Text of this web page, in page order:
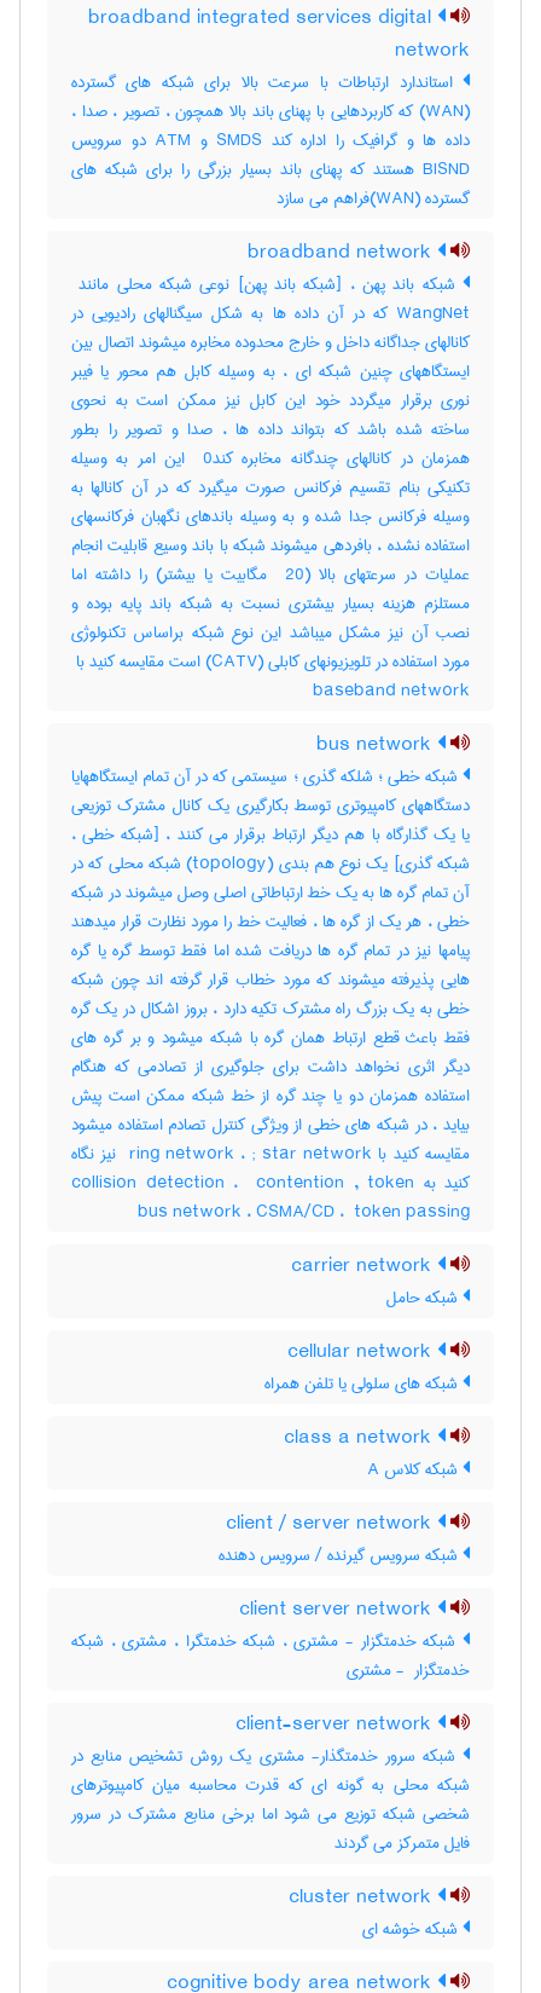
broadband integrated services digital
network
استاندارد ارتباطات با سرعت بالا برای شبکه های گسترده
(WAN) که کاربردهایی با پهنای باند بالا همچون ، تصویر ، صدا ،
داده ها و گرافیک را اداره کند SMDS و ATM دو سرویس
BISND هستند که پهنای باند بسیار بزرگی را برای شبکه های
گسترده (WAN)فراهم می سازد
WangNet که در آن داده ها به شکل سیگنالهای رادیویی در
کانالهای جداگانه داخل و خارج محدوده مخابره میشوند اتصال بین
ایستگاههای چنین شبکه ای ، به وسیله کابل هم محور یا فیبر
نوری برقرار میگردد خود این کابل نیز ممکن است به نحوی
ساخته شده باشد که بتواند داده ها ، صدا و تصویر را بطور
همزمان در کانالهای چندگانه مخابره کند‎ 0 این امر به وسیله
تکنیکی بنام تقسیم فرکانس صورت میگیرد که در آن کانالها به
وسیله فرکانس جدا شده و به وسیله باندهای نگهبان فرکانسهای
استفاده نشده ، بافردهی میشوند شبکه با باند وسیع قابلیت انجام
عملیات در سرعتهای بالا (‎ 20 مگابیت یا بیشتر) را داشته اما
مستلزم هزینه بسیار بیشتری نسبت به شبکه باند پایه بوده و
نصب آن نیز مشکل میباشد این نوع شبکه براساس تکنولوژی
baseband network
شبکه خطی ؛ شلکه گذری ؛ سیستمی که در آن تمام ایستگاههایا
دستگاههای کامپیوتری توسط بکارگیری یک کانال مشترک توزیعی
یا یک گذارگاه با هم دیگر ارتباط برقرار می کنند ، [شبکه خطی ،
شبکه گذری] یک نوع هم بندی (‎topology) شبکه محلی که در
آن تمام گره ها به یک خط ارتباطاتی اصلی وصل میشوند در شبکه
خطی ، هر یک از گره ها ، فعالیت خط را مورد نظارت قرار میدهند
پیامها نیز در تمام گره ها دریافت شده اما فقط توسط گره یا گره
هایی پذیرفته میشوند که مورد خطاب قرار گرفته اند چون شبکه
خطی به یک بزرگ راه مشترک تکیه دارد ، بروز اشکال در یک گره
فقط باعث قطع ارتباط همان گره با شبکه میشود و بر گره های
دیگر اثری نخواهد داشت برای جلوگیری از تصادمی که هنگام
استفاده همزمان دو یا چند گره از خط شبکه ممکن است پیش
بیاید ، در شبکه های خطی از ویژگی کنترل تصادم استفاده میشود
مقایسه کنید با ‎ ring network ، ‎; star network نیز نگاه
کنید به ‎collision detection ، ‎ contention , token
bus network ، ‎CSMA/CD ، ‎ token passing
شبکه حامل
شبکه های سلولی یا تلفن همراه
شبکه کلاس A
شبکه سرویس گیرنده / سرویس دهنده
شبکه خدمتگزار - مشتری ، شبکه خدمتگرا ، مشتری ، شبکه
خدمتگزار ‎ - مشتری
شبکه سرور خدمتگذار- مشتری یک روش تشخیص منابع در
شبکه محلی به گونه ای که قدرت محاسبه میان کامپیوترهای
شخصی شبکه توزیع می شود اما برخی منابع مشترک در سرور
فایل متمرکز می گردند
شبکه خوشه ای